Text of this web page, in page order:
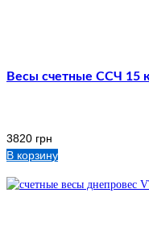
Весы счетные ССЧ 15
3820 грн
В корзину